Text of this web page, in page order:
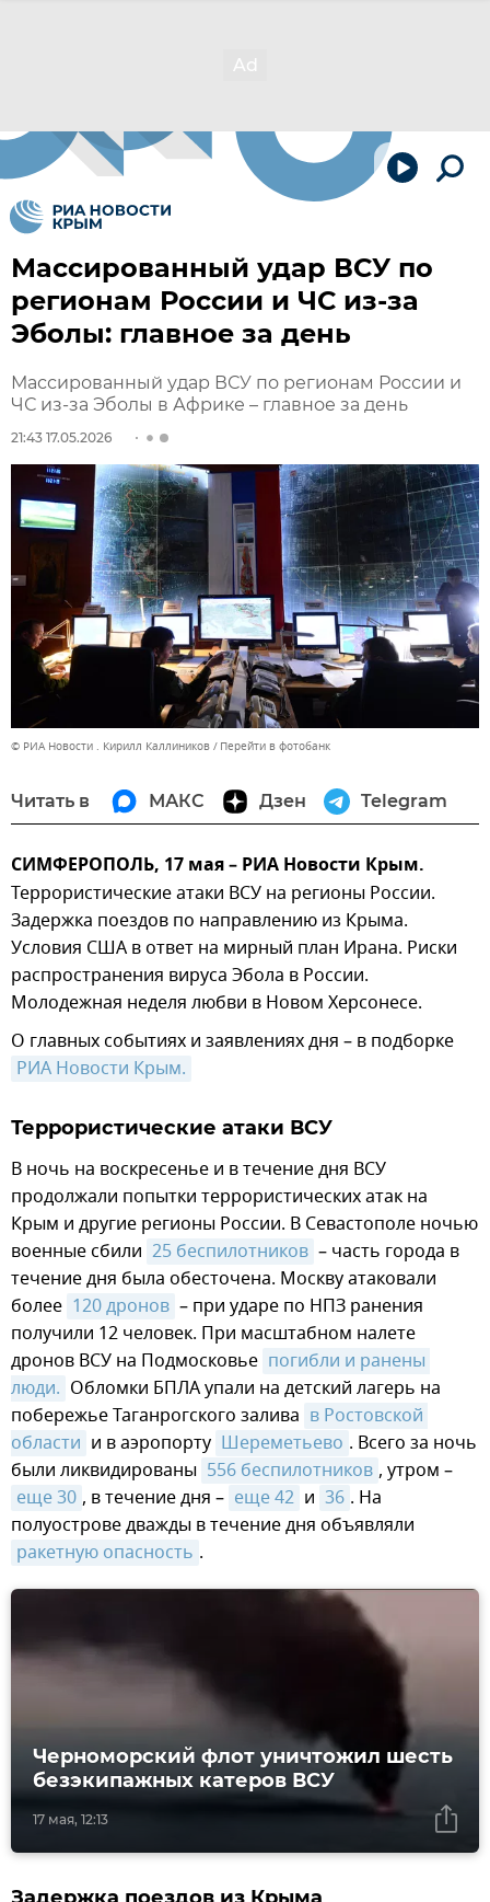
Массированный удар ВСУ по
регионам России и ЧС из-за
Эболы: главное за день
Массированный удар ВСУ по регионам России и
ЧС из-за Эболы в Африке – главное за день
21:43 17.05.2026
© РИА Новости . Кирилл Каллиников Перейти в фотобанк
Читать в МАКС Дзен Telegram
СИМФЕРОПОЛЬ, 17 мая – РИА Новости Крым.
Террористические атаки ВСУ на регионы России.
Задержка поездов по направлению из Крыма.
Условия США в ответ на мирный план Ирана. Риски
распространения вируса Эбола в России.
Молодежная неделя любви в Новом Херсонесе.
О главных событиях и заявлениях дня – в подборке
РИА Новости Крым.
Террористические атаки ВСУ
В ночь на воскресенье и в течение дня ВСУ
продолжали попытки террористических атак на
Крым и другие регионы России. В Севастополе ночью
военные сбили 25 беспилотников – часть города в
течение дня была обесточена. Москву атаковали
более 120 дронов – при ударе по НПЗ ранения
получили 12 человек. При масштабном налете
дронов ВСУ на Подмосковье погибли и ранены
люди. Обломки БПЛА упали на детский лагерь на
побережье Таганрогского залива в Ростовской
области и в аэропорту Шереметьево . Всего за ночь
были ликвидированы 556 беспилотников , утром –
еще 30 , в течение дня – еще 42 и 36 . На
полуострове дважды в течение дня объявляли
ракетную опасность .
17 мая, 12:13
Черноморский флот уничтожил шесть
безэкипажных катеров ВСУ
Задержка поездов из Крыма